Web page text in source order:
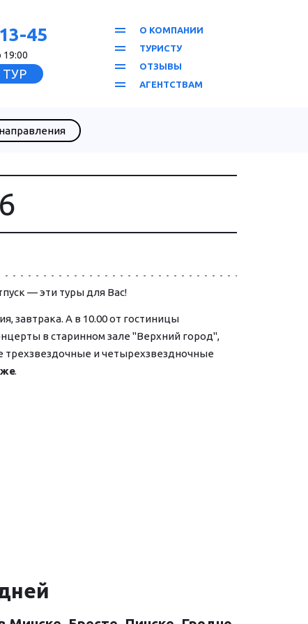
45
О КОМПАНИИ
ТУРИСТУ
ОТЗЫВЫ
АГЕНТСТВАМ
— эти ту­ры для Вас!
завтрака. А в 10.00 от гос­ти­ни­цы
в старинном зале "Верхний город",
трехзвездочные и четырехзвездночные
.